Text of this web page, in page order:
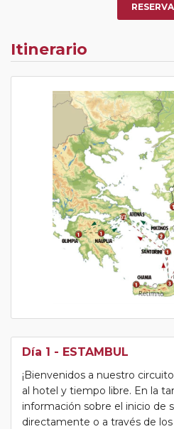
Itinerario
Día 1 - ESTAMBUL
¡Bienvenidos a nuestro
al hotel y tiempo libre. En la
información sobre el inicio de
directamente o a través de